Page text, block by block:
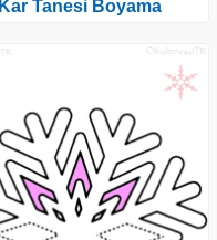
Kar Tanesi Boyama